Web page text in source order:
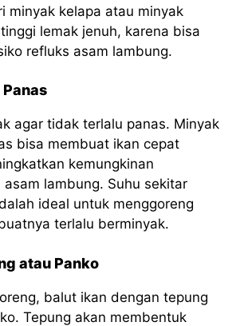
minyak kelapa atau minyak
lemak jenuh, karena bisa
refluks asam lambung.
agar tidak terlalu panas. Minyak
bisa membuat ikan cepat
kemungkinan
lambung. Suhu sekitar
ideal untuk menggoreng
terlalu berminyak.
atau Panko
balut ikan dengan tepung
Tepung akan membentuk